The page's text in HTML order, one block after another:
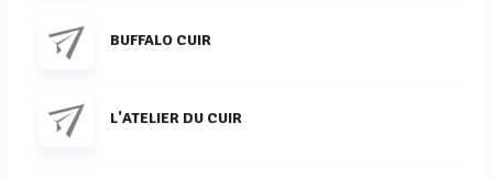
BUFFALO CUIR
L'ATELIER DU CUIR